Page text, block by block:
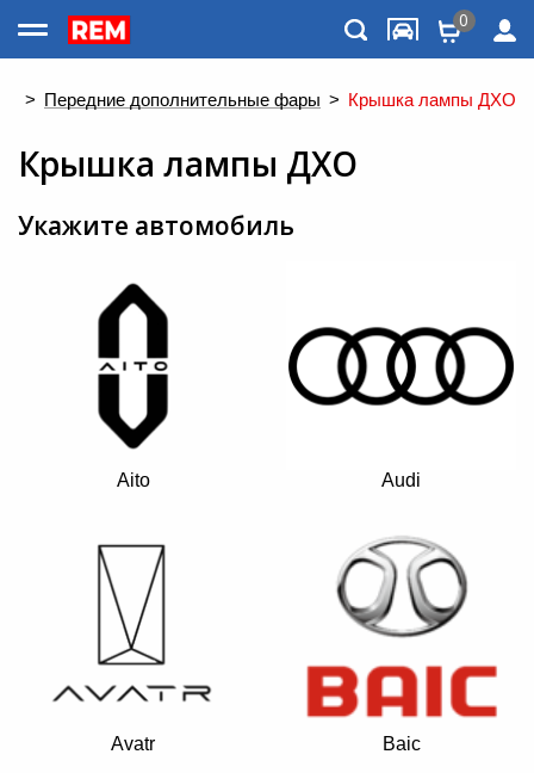
Каталог товаров
+7 (495) 025-03-03
0
> Передние дополнительные фары > Крышка лампы ДХО
Крышка лампы ДХО
Укажите автомобиль
Aito Audi
Avatr Baic